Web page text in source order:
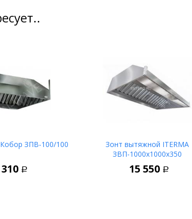
ЗПВ-100/100
Р
Зонт вытяжной ITERMA
ЗВП-1000х1000х350
15 550 Р